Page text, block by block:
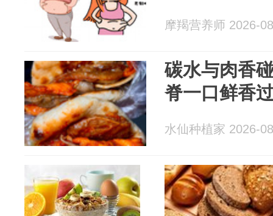
摩羯营养师 2026-
碳水与肉香
脊一口鲜香
水仙种植家 2026-